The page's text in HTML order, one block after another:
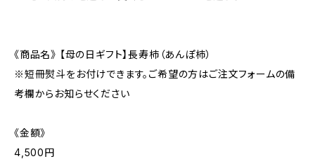
《商品名》 【母の日ギフト】長寿柿（あんぽ柿）
※短冊熨斗をお付けできます。ご希望の方はご注文フォームの備
考欄からお知らせください
《金額》
4,500円